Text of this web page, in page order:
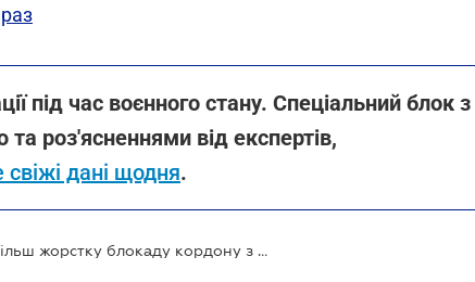
під час воєнного стану. Спеціальний блок з
роз'ясненнями від експертів,
дані щодня.
Польські фермери розпочали більш жорстку блокаду кордону з Україною та висипали зерно з вантажного вагону